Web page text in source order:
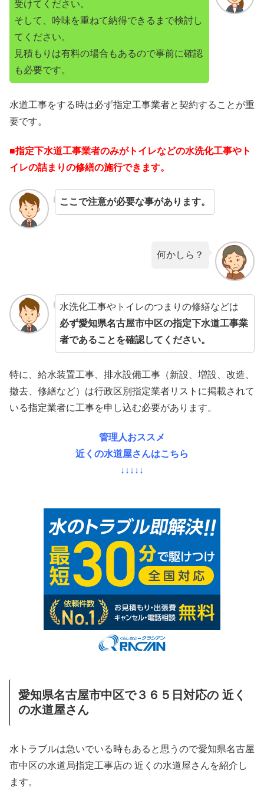
受けてください。
そして、吟味を重ねて納得できるまで検討し
てください。
見積もりは有料の場合もあるので事前に確認
も必要です。
水道工事をする時は必ず指定工事業者と契約することが重
要です。
■指定下水道工事業者のみがトイレなどの水洗化工事やト
イレの詰まりの修繕の施行できます。
ここで注意が必要な事があります。
何かしら？
水洗化工事やトイレのつまりの修繕などは
必ず愛知県名古屋市中区の指定下水道工事業
者であることを確認してください。
特に、給水装置工事、排水設備工事（新設、増設、改造、
撤去、修繕など）は行政区別指定業者リストに掲載されて
いる指定業者に工事を申し込む必要があります。
管理人おススメ
近くの水道屋さんはこちら
↓↓↓↓↓
愛知県名古屋市中区で３６５日対応の 近く
の水道屋さん
水トラブルは急いでいる時もあると思うので愛知県名古屋
市中区の水道局指定工事店の 近くの水道屋さんを紹介し
ます。